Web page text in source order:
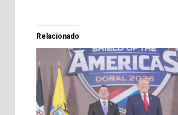
Relacionado